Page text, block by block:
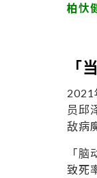
柏忕
「
2021
员邱
敌病
「
致死